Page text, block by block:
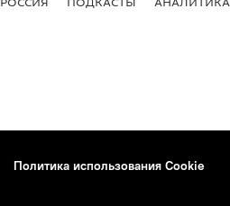
Политика использования Cookie